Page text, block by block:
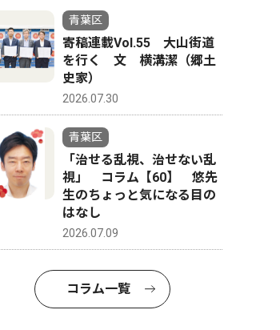
青葉区
寄稿連載Vol.55 大山街道
を行く 文 横溝潔（郷土
史家）
2026.07.30
青葉区
「治せる乱視、治せない乱
視」 コラム【60】 悠先
生のちょっと気になる目の
はなし
2026.07.09
コラム一覧